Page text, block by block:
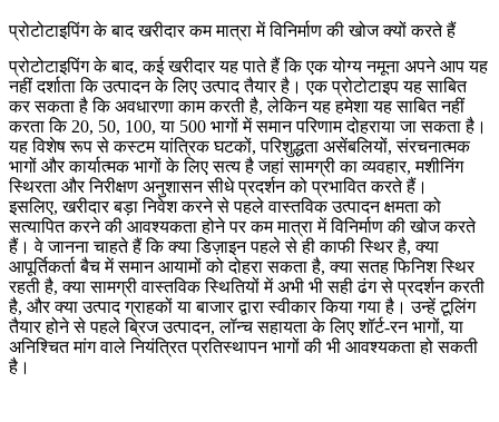
प्रोटोटाइपिंग के बाद खरीदार कम मात्रा में विनिर्माण की खोज क्यों करते हैं
प्रोटोटाइपिंग के बाद, कई खरीदार यह पाते हैं कि एक योग्य नमूना अपने आप यह
नहीं दर्शाता कि उत्पादन के लिए उत्पाद तैयार है। एक प्रोटोटाइप यह साबित
कर सकता है कि अवधारणा काम करती है, लेकिन यह हमेशा यह साबित नहीं
करता कि 20, 50, 100, या 500 भागों में समान परिणाम दोहराया जा सकता है।
यह विशेष रूप से कस्टम यांत्रिक घटकों, परिशुद्धता असेंबलियों, संरचनात्मक
भागों और कार्यात्मक भागों के लिए सत्य है जहां सामग्री का व्यवहार, मशीनिंग
स्थिरता और निरीक्षण अनुशासन सीधे प्रदर्शन को प्रभावित करते हैं।
इसलिए, खरीदार बड़ा निवेश करने से पहले वास्तविक उत्पादन क्षमता को
सत्यापित करने की आवश्यकता होने पर कम मात्रा में विनिर्माण की खोज करते
हैं। वे जानना चाहते हैं कि क्या डिज़ाइन पहले से ही काफी स्थिर है, क्या
आपूर्तिकर्ता बैच में समान आयामों को दोहरा सकता है, क्या सतह फिनिश स्थिर
रहती है, क्या सामग्री वास्तविक स्थितियों में अभी भी सही ढंग से प्रदर्शन करती
है, और क्या उत्पाद ग्राहकों या बाजार द्वारा स्वीकार किया गया है। उन्हें टूलिंग
तैयार होने से पहले ब्रिज उत्पादन, लॉन्च सहायता के लिए शॉर्ट-रन भागों, या
अनिश्चित मांग वाले नियंत्रित प्रतिस्थापन भागों की भी आवश्यकता हो सकती
है।